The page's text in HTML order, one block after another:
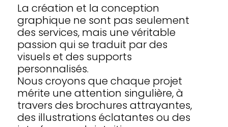
La création et la conception
graphique ne sont pas seulement
des services, mais une véritable
passion qui se traduit par des
visuels et des supports
personnalisés.
Nous croyons que chaque projet
mérite une attention singulière, à
travers des brochures attrayantes,
des illustrations éclatantes ou des